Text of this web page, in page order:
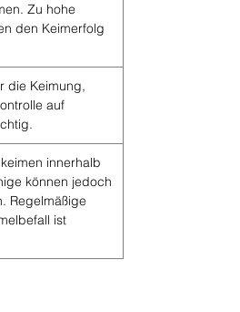
Zu hohe
den Keimerfolg
die Keimung,
auf
innerhalb
können jedoch
Regelmäßige
ist